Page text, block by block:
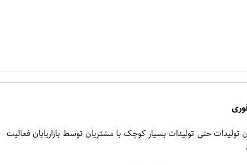
تولیدات حتی تولیدات بسیار کوچک با مشتریان توسط بازاریابان فعالیت